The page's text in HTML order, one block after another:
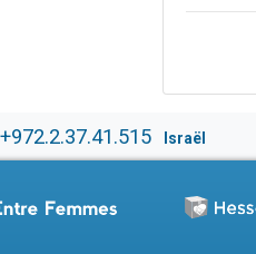
+972.2.37.41.515 Israël